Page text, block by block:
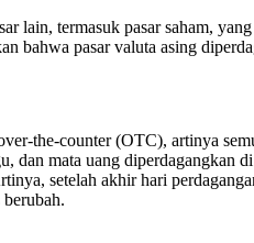
lain, termasuk pasar saham,
bahwa pasar valuta asing
the-counter (OTC), artinya
dan mata uang diperdagangkan
setelah akhir hari